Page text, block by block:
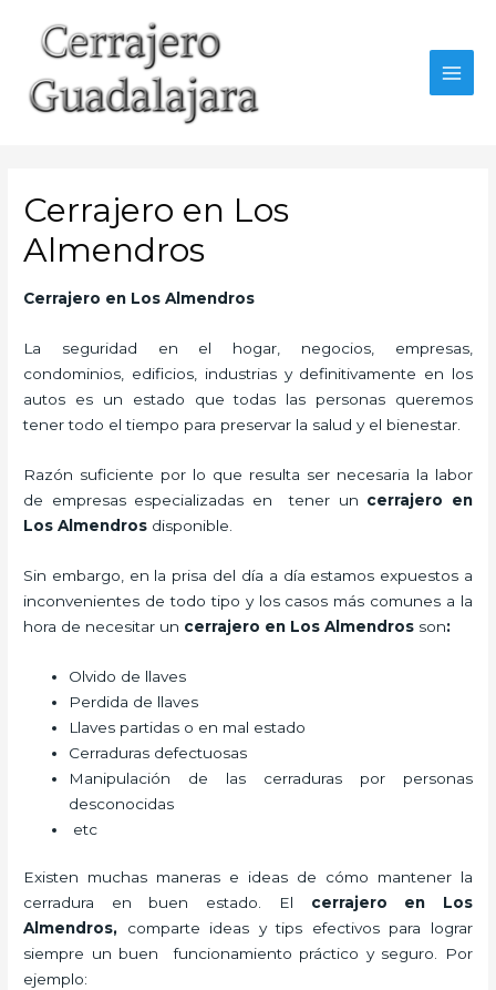
contenido
Cerrajero en Los
Almendros
Cerrajero en Los Almendros
La seguridad en el hogar, negocios, empresas,
condominios, edificios, industrias y definitivamente en los
autos es un estado que todas las personas queremos
tener todo el tiempo para preservar la salud y el bienestar.
Razón suficiente por lo que resulta ser necesaria la labor
de empresas especializadas en tener un cerrajero en
Los Almendros disponible.
Sin embargo, en la prisa del día a día estamos expuestos a
inconvenientes de todo tipo y los casos más comunes a la
hora de necesitar un cerrajero en Los Almendros son:
Olvido de llaves
Perdida de llaves
Llaves partidas o en mal estado
Cerraduras defectuosas
Manipulación de las cerraduras por personas
desconocidas
etc
Existen muchas maneras e ideas de cómo mantener la
cerradura en buen estado. El cerrajero en Los
Almendros, comparte ideas y tips efectivos para lograr
siempre un buen funcionamiento práctico y seguro. Por
ejemplo: